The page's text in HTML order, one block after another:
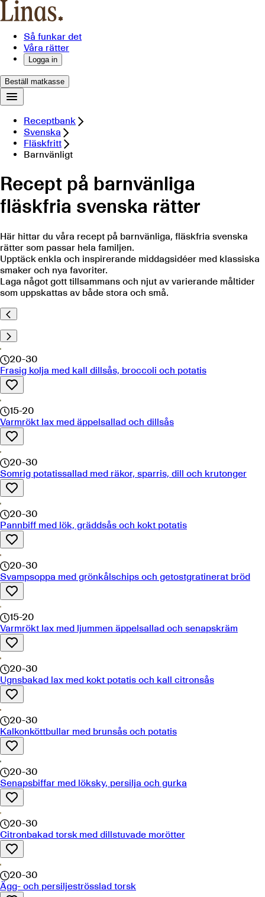
Så funkar det
Våra rätter
Logga in
Beställ matkasse
Receptbank
Svenska
Fläskfritt
Barnvänligt
Recept på barnvänliga
fläskfria svenska rätter
Här hittar du våra recept på barnvänliga, fläskfria svenska
rätter som passar hela familjen.
Upptäck enkla och inspirerande middagsidéer med klassiska
smaker och nya favoriter.
Laga något gott tillsammans och njut av varierande måltider
som uppskattas av både stora och små.
20-30
Frasig kolja med kall dillsås, broccoli och potatis
15-20
Varmrökt lax med äppelsallad och dillsås
20-30
Somrig potatissallad med räkor, sparris, dill och krutonger
20-30
Pannbiff med lök, gräddsås och kokt potatis
20-30
Svampsoppa med grönkålschips och getostgratinerat bröd
15-20
Varmrökt lax med ljummen äppelsallad och senapskräm
20-30
Ugnsbakad lax med kokt potatis och kall citronsås
20-30
Kalkonköttbullar med brunsås och potatis
20-30
Senapsbiffar med löksky, persilja och gurka
20-30
Citronbakad torsk med dillstuvade morötter
20-30
Ägg- och persiljeströsslad torsk